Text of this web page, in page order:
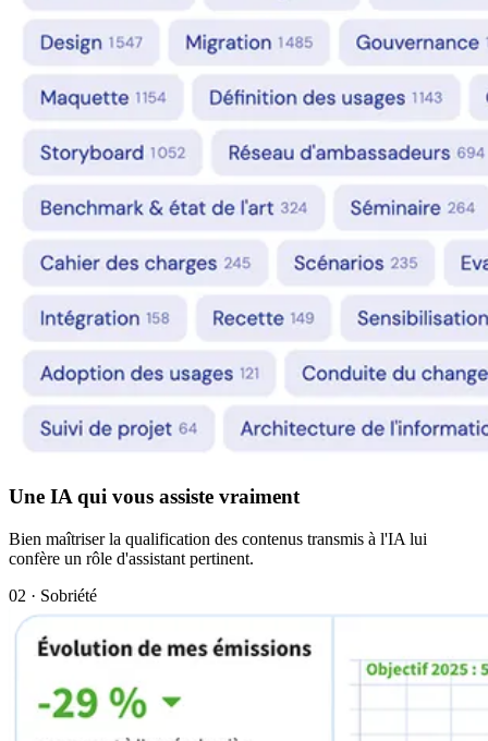
Une IA qui vous assiste vraiment
Bien maîtriser la qualification des contenus transmis à l'IA lui
confère un rôle d'assistant pertinent.
02 · Sobriété